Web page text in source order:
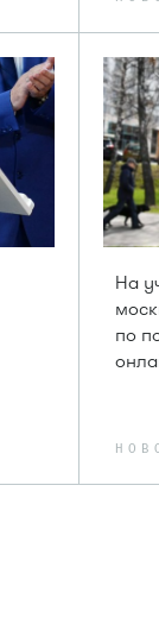
На
по